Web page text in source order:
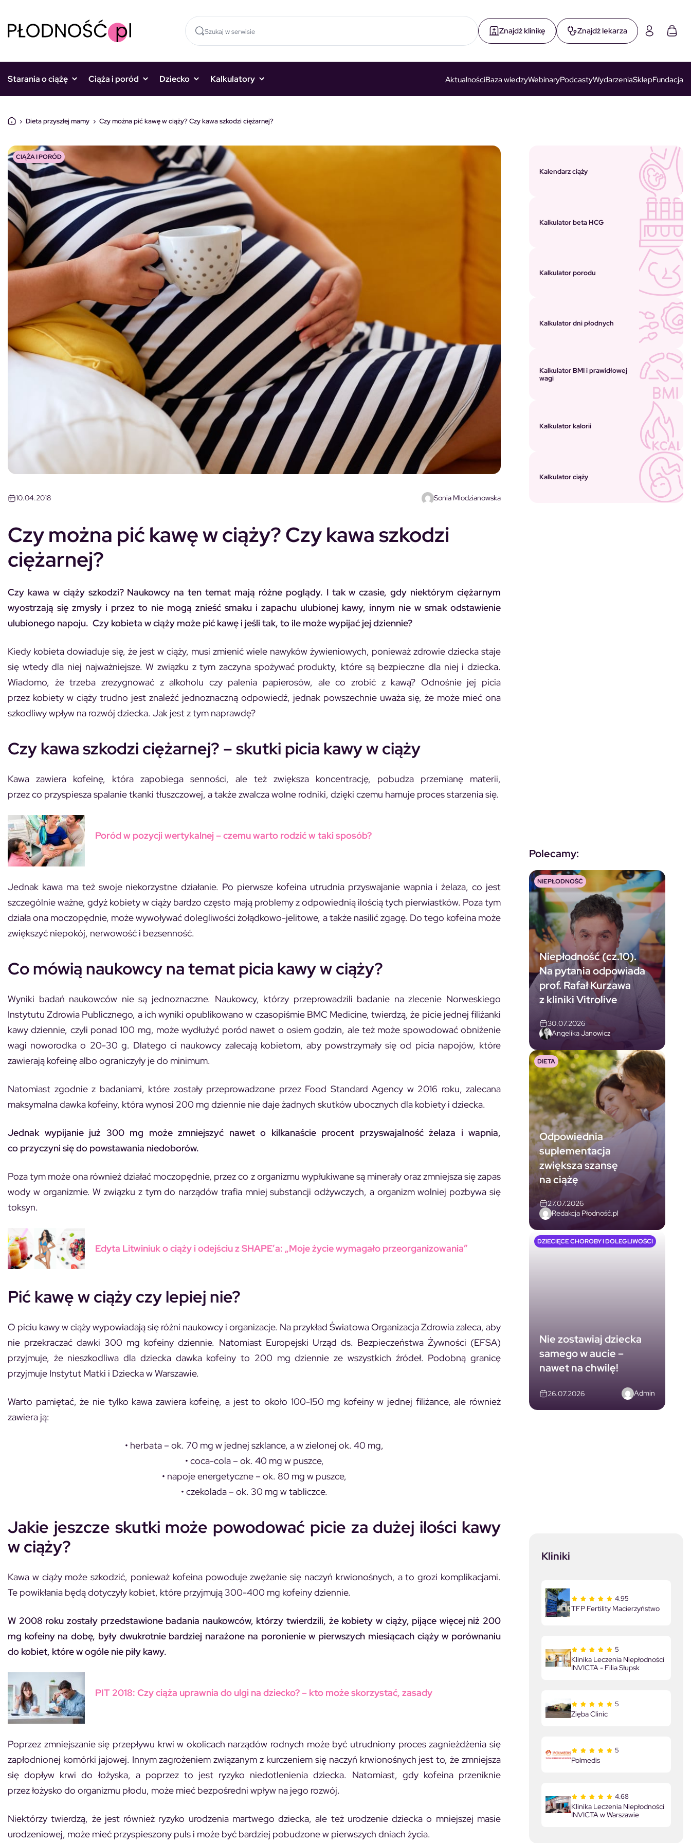
Znajdź klinikę Znajdź lekarza
Starania o ciążę Ciąża i poród Dziecko Kalkulatory AktualnościBaza wiedzyWebinaryPodcastyWydarzeniaSklepFundacja
› Dieta przyszłej mamy › Czy można pić kawę w ciąży? Czy kawa szkodzi ciężarnej?
CIĄŻA I PORÓD
10.04.2018 Sonia Mlodzianowska
Czy można pić kawę w ciąży? Czy kawa szkodzi
ciężarnej?
Czy kawa w ciąży szkodzi? Naukowcy na ten temat mają różne poglądy. I tak w czasie, gdy niektórym ciężarnym
wyostrzają się zmysły i przez to nie mogą znieść smaku i zapachu ulubionej kawy, innym nie w smak odstawienie
ulubionego napoju. Czy kobieta w ciąży może pić kawę i jeśli tak, to ile może wypijać jej dziennie?
Kiedy kobieta dowiaduje się, że jest w ciąży, musi zmienić wiele nawyków żywieniowych, ponieważ zdrowie dziecka staje
się wtedy dla niej najważniejsze. W związku z tym zaczyna spożywać produkty, które są bezpieczne dla niej i dziecka.
Wiadomo, że trzeba zrezygnować z alkoholu czy palenia papierosów, ale co zrobić z kawą? Odnośnie jej picia
przez kobiety w ciąży trudno jest znaleźć jednoznaczną odpowiedź, jednak powszechnie uważa się, że może mieć ona
szkodliwy wpływ na rozwój dziecka. Jak jest z tym naprawdę?
Czy kawa szkodzi ciężarnej? – skutki picia kawy w ciąży
Kawa zawiera kofeinę, która zapobiega senności, ale też zwiększa koncentrację, pobudza przemianę materii,
przez co przyspiesza spalanie tkanki tłuszczowej, a także zwalcza wolne rodniki, dzięki czemu hamuje proces starzenia się.
Poród w pozycji wertykalnej – czemu warto rodzić w taki sposób?
Jednak kawa ma też swoje niekorzystne działanie. Po pierwsze kofeina utrudnia przyswajanie wapnia i żelaza, co jest
szczególnie ważne, gdyż kobiety w ciąży bardzo często mają problemy z odpowiednią ilością tych pierwiastków. Poza tym
działa ona moczopędnie, może wywoływać dolegliwości żołądkowo-jelitowe, a także nasilić zgagę. Do tego kofeina może
zwiększyć niepokój, nerwowość i bezsenność.
Co mówią naukowcy na temat picia kawy w ciąży?
Wyniki badań naukowców nie są jednoznaczne. Naukowcy, którzy przeprowadzili badanie na zlecenie Norweskiego
Instytutu Zdrowia Publicznego, a ich wyniki opublikowano w czasopiśmie BMC Medicine, twierdzą, że picie jednej filiżanki
kawy dziennie, czyli ponad 100 mg, może wydłużyć poród nawet o osiem godzin, ale też może spowodować obniżenie
wagi noworodka o 20-30 g. Dlatego ci naukowcy zalecają kobietom, aby powstrzymały się od picia napojów, które
zawierają kofeinę albo ograniczyły je do minimum.
Natomiast zgodnie z badaniami, które zostały przeprowadzone przez Food Standard Agency w 2016 roku, zalecana
maksymalna dawka kofeiny, która wynosi 200 mg dziennie nie daje żadnych skutków ubocznych dla kobiety i dziecka.
Jednak wypijanie już 300 mg może zmniejszyć nawet o kilkanaście procent przyswajalność żelaza i wapnia,
co przyczyni się do powstawania niedoborów.
Poza tym może ona również działać moczopędnie, przez co z organizmu wypłukiwane są minerały oraz zmniejsza się zapas
wody w organizmie. W związku z tym do narządów trafia mniej substancji odżywczych, a organizm wolniej pozbywa się
toksyn.
Edyta Litwiniuk o ciąży i odejściu z SHAPE’a: „Moje życie wymagało przeorganizowania”
Pić kawę w ciąży czy lepiej nie?
O piciu kawy w ciąży wypowiadają się różni naukowcy i organizacje. Na przykład Światowa Organizacja Zdrowia zaleca, aby
nie przekraczać dawki 300 mg kofeiny dziennie. Natomiast Europejski Urząd ds. Bezpieczeństwa Żywności (EFSA)
przyjmuje, że nieszkodliwa dla dziecka dawka kofeiny to 200 mg dziennie ze wszystkich źródeł. Podobną granicę
przyjmuje Instytut Matki i Dziecka w Warszawie.
Warto pamiętać, że nie tylko kawa zawiera kofeinę, a jest to około 100-150 mg kofeiny w jednej filiżance, ale również
zawiera ją:
• herbata – ok. 70 mg w jednej szklance, a w zielonej ok. 40 mg,
• coca-cola – ok. 40 mg w puszce,
• napoje energetyczne – ok. 80 mg w puszce,
• czekolada – ok. 30 mg w tabliczce.
Jakie jeszcze skutki może powodować picie za dużej ilości kawy
w ciąży?
Kawa w ciąży może szkodzić, ponieważ kofeina powoduje zwężanie się naczyń krwionośnych, a to grozi komplikacjami.
Te powikłania będą dotyczyły kobiet, które przyjmują 300-400 mg kofeiny dziennie.
W 2008 roku zostały przedstawione badania naukowców, którzy twierdzili, że kobiety w ciąży, pijące więcej niż 200
mg kofeiny na dobę, były dwukrotnie bardziej narażone na poronienie w pierwszych miesiącach ciąży w porównaniu
do kobiet, które w ogóle nie piły kawy.
PIT 2018: Czy ciąża uprawnia do ulgi na dziecko? – kto może skorzystać, zasady
Poprzez zmniejszanie się przepływu krwi w okolicach narządów rodnych może być utrudniony proces zagnieżdżenia się
zapłodnionej komórki jajowej. Innym zagrożeniem związanym z kurczeniem się naczyń krwionośnych jest to, że zmniejsza
się dopływ krwi do łożyska, a poprzez to jest ryzyko niedotlenienia dziecka. Natomiast, gdy kofeina przeniknie
przez łożysko do organizmu płodu, może mieć bezpośredni wpływ na jego rozwój.
Niektórzy twierdzą, że jest również ryzyko urodzenia martwego dziecka, ale też urodzenie dziecka o mniejszej masie
urodzeniowej, może mieć przyspieszony puls i może być bardziej pobudzone w pierwszych dniach życia.
Kalendarz ciąży
Kalkulator beta HCG
Kalkulator porodu
Kalkulator dni płodnych
Kalkulator BMI i prawidłowej
wagi
Kalkulator kalorii
Kalkulator ciąży
Polecamy:
Niepłodność (cz.10).
Na pytania odpowiada
prof. Rafał Kurzawa
z kliniki Vitrolive
30.07.2026
Angelika Janowicz
NIEPŁODNOŚĆ
Odpowiednia
suplementacja
zwiększa szansę
na ciążę
27.07.2026
Redakcja Płodność.pl
DIETA
Nie zostawiaj dziecka
samego w aucie –
nawet na chwilę!
26.07.2026 Admin
DZIECIĘCE CHOROBY I DOLEGLIWOŚCI
Kliniki
4.95
TFP Fertility Macierzyństwo
5
Klinika Leczenia Niepłodności
INVICTA - Filia Słupsk
5
Zięba Clinic
5
Polmedis
4.68
Klinika Leczenia Niepłodności
INVICTA w Warszawie